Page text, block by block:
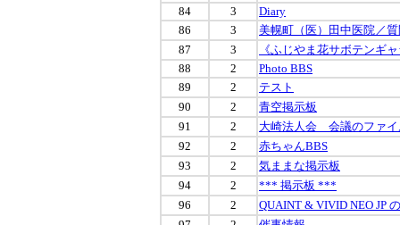
84
3
Diary
86
3
美幌町（医）田中医院／
87
3
《ふじやま花サボテンギ
88
2
Photo BBS
89
2
テスト
90
2
青空掲示板
91
2
大崎法人会 会議のファイ
92
2
赤ちゃんBBS
93
2
気ままな掲示板
94
2
*** 掲示板 ***
96
2
QUAINT & VIVID NEO JP